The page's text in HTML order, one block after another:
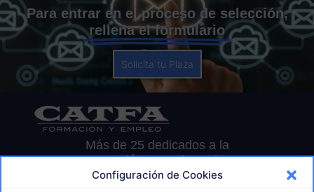
Configuración de Cookies
Para entrar en el proceso de selección,
rellena el formulario
Solicita tu Plaza
Más de 25 dedicados a la
Formación para el Empleo
91 675 70 78